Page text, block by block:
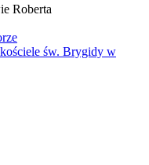
Roberta
św. Brygidy w